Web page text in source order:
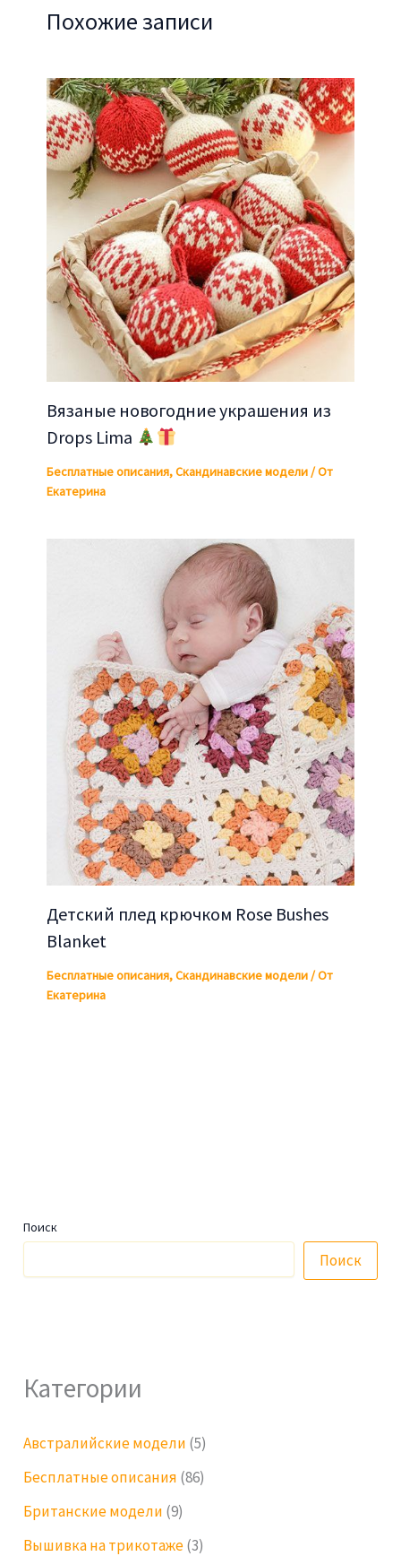
Похожие записи
Вязаные новогодние украшения из
Drops Lima
Бесплатные описания,Скандинавские модели/ От
Екатерина
Детский плед крючком Rose Bushes
Blanket
Бесплатные описания,Скандинавские модели/ От
Екатерина
Поиск
Поиск
Категории
Австралийские модели (5)
Бесплатные описания (86)
Британские модели (9)
Вышивка на трикотаже(3)